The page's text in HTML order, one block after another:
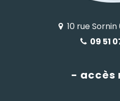
10 rue Sornin
09 51
- accès